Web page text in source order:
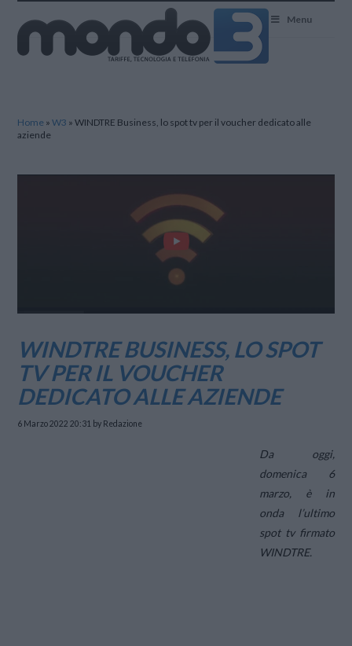
Menu
Home »W3 »WINDTRE Business, lo spot tv per il voucher dedicato alle
aziende
WINDTRE BUSINESS, LO SPOT
TV PER IL VOUCHER
DEDICATO ALLE AZIENDE
6 Marzo 2022 20:31 by Redazione
Da oggi,
domenica 6
marzo, è in
onda l’ultimo
spot tv firmato
WINDTRE.